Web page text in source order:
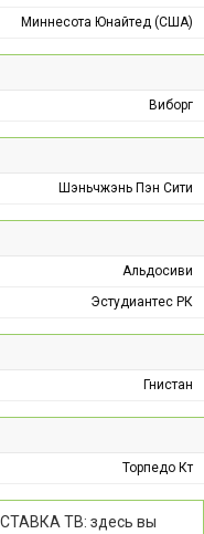
Миннесота Юнайтед (США)
Виборг
Шэньчжэнь Пэн Сити
Альдосиви
Эстудиантес РК
Гнистан
Торпедо Кт
ТВ: здесь вы